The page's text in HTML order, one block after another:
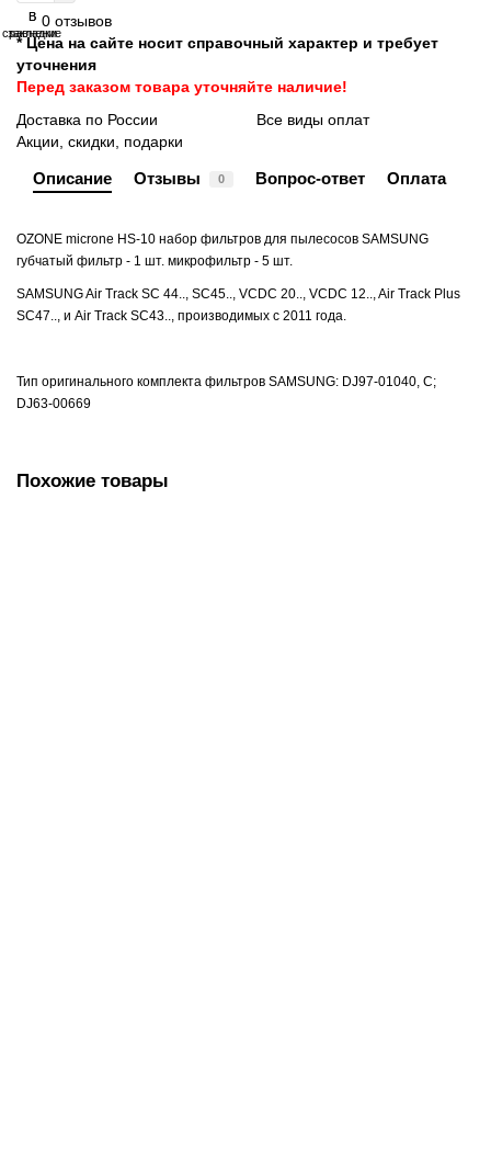
В
закладки
В
сравнение
0 отзывов
* Цена на сайте носит справочный характер и требует
уточнения
Перед заказом товара уточняйте наличие!
Доставка по России
Все виды оплат
Акции, скидки, подарки
Описание Отзывы 0 Вопрос-ответ Оплата
OZONE microne HS-10 набор фильтров для пылесосов SAMSUNG
губчатый фильтр - 1 шт. микрофильтр - 5 шт.
SAMSUNG Air Track SC 44.., SC45.., VCDC 20.., VCDC 12.., Air Track Plus
SC47.., и Air Track SC43.., производимых с 2011 года.
Тип оригинального комплекта фильтров SAMSUNG: DJ97-01040, С;
DJ63-00669
Похожие товары